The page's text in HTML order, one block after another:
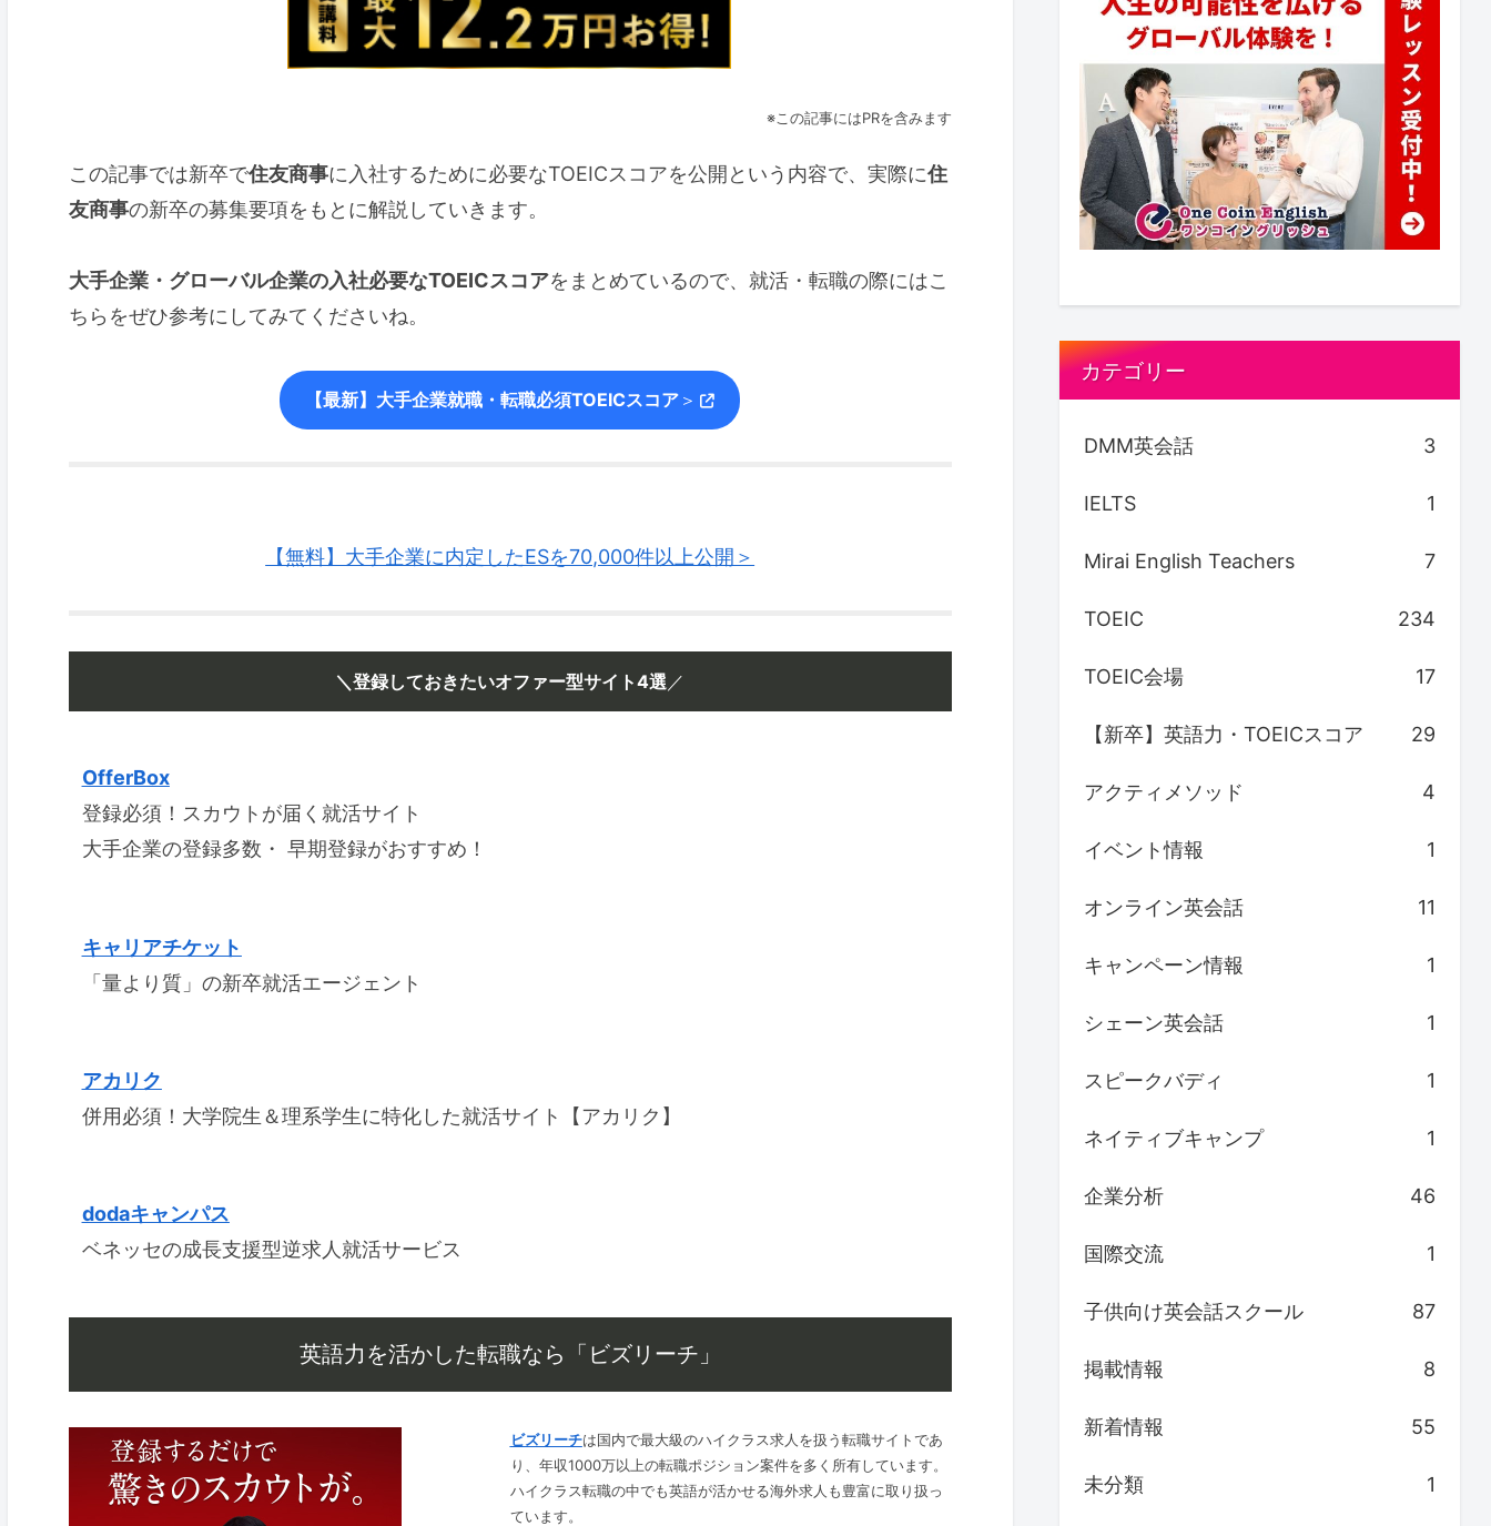
※この記事にはPRを含みます
この記事では新卒で住友商事に入社するために必要なTOEICスコアを公開という内容で、実際に住
友商事の新卒の募集要項をもとに解説していきます。
大手企業・グローバル企業の入社必要なTOEICスコアをまとめているので、就活・転職の際にはこ
ちらをぜひ参考にしてみてくださいね。
【最新】大手企業就職・転職必須TOEICスコア ＞
【無料】大手企業に内定したESを70,000件以上公開＞
＼登録しておきたいオファー型サイト4選／
OfferBox
登録必須！スカウトが届く就活サイト
大手企業の登録多数・ 早期登録がおすすめ！
キャリアチケット
「量より質」の新卒就活エージェント
アカリク
併用必須！大学院生＆理系学生に特化した就活サイト【アカリク】
dodaキャンパス
ベネッセの成長支援型逆求人就活サービス
英語力を活かした転職なら「ビズリーチ」
ビズリーチは国内で最大級のハイクラス求人を扱う転職サイトであ
り、年収1000万以上の転職ポジション案件を多く所有しています。
ハイクラス転職の中でも英語が活かせる海外求人も豊富に取り扱っ
ています。
カテゴリー
DMM英会話 3
IELTS 1
Mirai English Teachers 7
TOEIC 234
TOEIC会場 17
【新卒】英語力・TOEICスコア 29
アクティメソッド 4
イベント情報 1
オンライン英会話 11
キャンペーン情報 1
シェーン英会話 1
スピークバディ 1
ネイティブキャンプ 1
企業分析 46
国際交流 1
子供向け英会話スクール 87
掲載情報 8
新着情報 55
未分類 1